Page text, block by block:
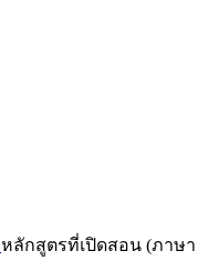
หลักสูตรที่เปิดสอน (ภาษา